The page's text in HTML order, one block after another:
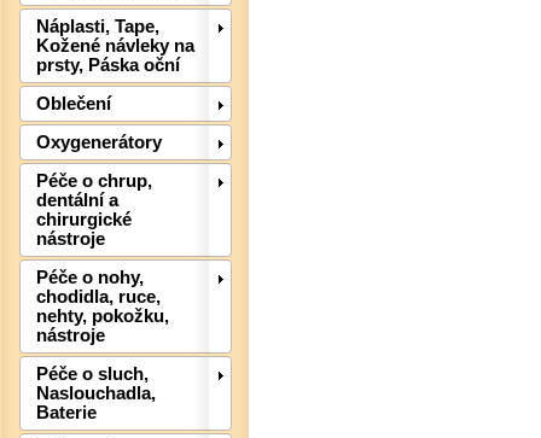
Náplasti, Tape,
Kožené návleky na
prsty, Páska oční
Oblečení
Oxygenerátory
Péče o chrup,
dentální a
chirurgické
nástroje
Péče o nohy,
chodidla, ruce,
nehty, pokožku,
nástroje
Péče o sluch,
Naslouchadla,
Baterie